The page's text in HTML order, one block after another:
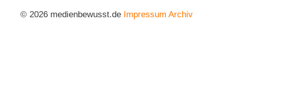
© 2026 medienbewusst.de Impressum Archiv